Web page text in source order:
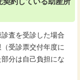
査を受診した場合
受診票交付年度に
分は自己負担にな